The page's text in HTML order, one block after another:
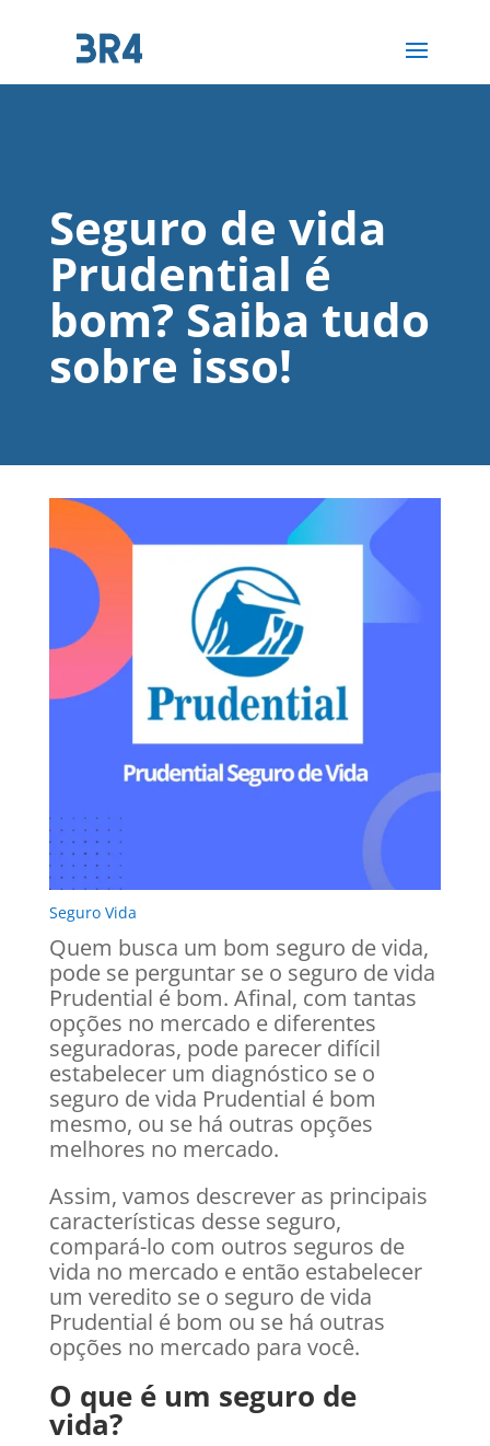
Seguro de vida
Prudential é
bom? Saiba tudo
sobre isso!
Seguro Vida
Quem busca um bom seguro de vida,
pode se perguntar se o seguro de vida
Prudential é bom. Afinal, com tantas
opções no mercado e diferentes
seguradoras, pode parecer difícil
estabelecer um diagnóstico se o
seguro de vida Prudential é bom
mesmo, ou se há outras opções
melhores no mercado.
Assim, vamos descrever as principais
características desse seguro,
compará-lo com outros seguros de
vida no mercado e então estabelecer
um veredito se o seguro de vida
Prudential é bom ou se há outras
opções no mercado para você.
O que é um seguro de
vida?